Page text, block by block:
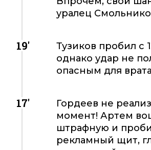
уралец
19'
Тузиков пробил с
однако удар не
опасным для
17'
Гордеев не
момент! Артем
штрафную и
рекламный щит,